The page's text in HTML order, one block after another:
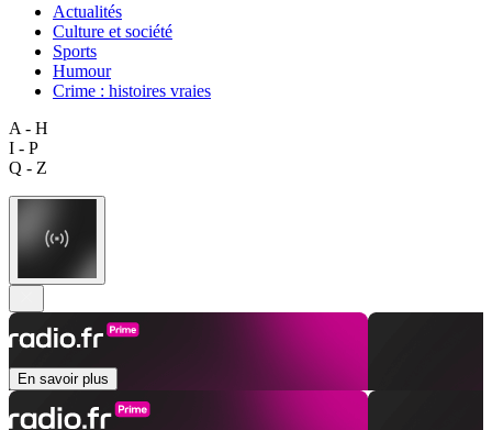
Actualités
Culture et société
Sports
Humour
Crime : histoires vraies
A - H
I - P
Q - Z
En savoir plus